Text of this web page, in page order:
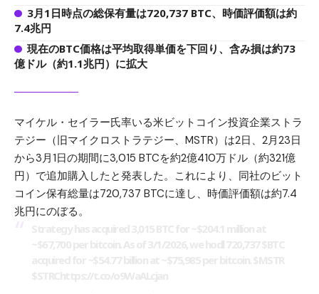
3月1日時点の総保有量は720,737 BTC、時価評価額は約
7.4兆円
現在のBTC価格は平均取得単価を下回り、含み損は約73
億ドル（約1.1兆円）に拡大
マイケル・セイラー氏率いる米ビットコイン投資企業ストラ
テジー（旧マイクロストラテジー、MSTR）は2日、2月23日
から3月1日の期間に3,015 BTCを約2億410万ドル（約321億
円）で追加購入したと発表した。これにより、同社のビット
コイン保有総量は720,737 BTCに達し、時価評価額は約7.4
兆円にのぼる。